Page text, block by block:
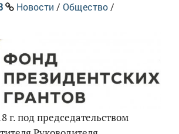
Новости / Общество /
г. под председательством